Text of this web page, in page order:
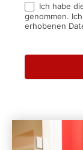
Ich habe
genommen.
erhobenen